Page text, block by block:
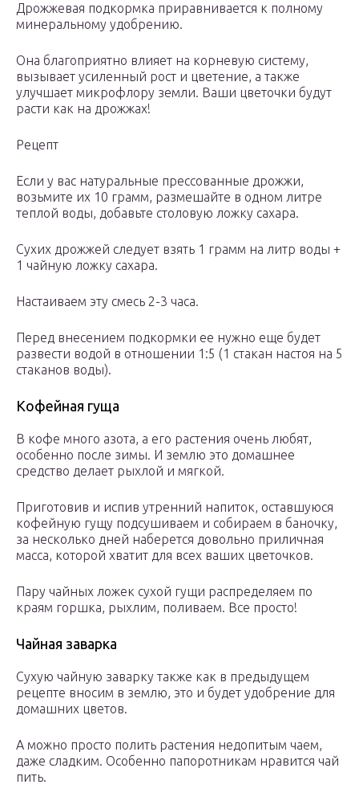
Дрожжевая подкормка приравнивается к полному
минеральному удобрению.
Она благоприятно влияет на корневую систему,
вызывает усиленный рост и цветение, а также
улучшает микрофлору земли. Ваши цветочки будут
расти как на дрожжах!
Рецепт
Если у вас натуральные прессованные дрожжи,
возьмите их 10 грамм, размешайте в одном литре
теплой воды, добавьте столовую ложку сахара.
Сухих дрожжей следует взять 1 грамм на литр воды +
1 чайную ложку сахара.
Настаиваем эту смесь 2-3 часа.
Перед внесением подкормки ее нужно еще будет
развести водой в отношении 1:5 (1 стакан настоя на 5
стаканов воды).
Кофейная гуща
В кофе много азота, а его растения очень любят,
особенно после зимы. И землю это домашнее
средство делает рыхлой и мягкой.
Приготовив и испив утренний напиток, оставшуюся
кофейную гущу подсушиваем и собираем в баночку,
за несколько дней наберется довольно приличная
масса, которой хватит для всех ваших цветочков.
Пару чайных ложек сухой гущи распределяем по
краям горшка, рыхлим, поливаем. Все просто!
Чайная заварка
Сухую чайную заварку также как в предыдущем
рецепте вносим в землю, это и будет удобрение для
домашних цветов.
А можно просто полить растения недопитым чаем,
даже сладким. Особенно папоротникам нравится чай
пить.